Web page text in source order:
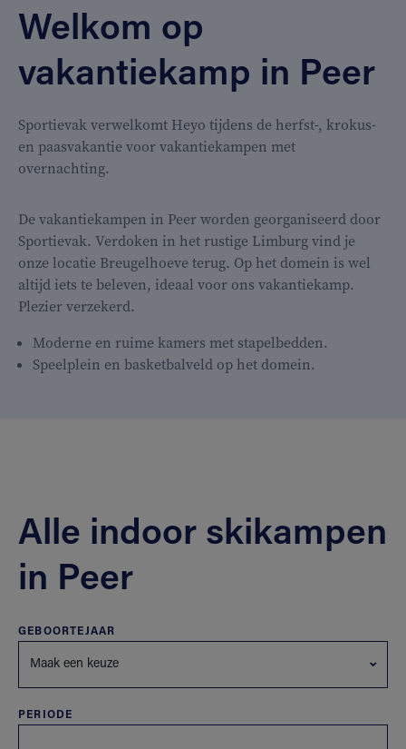
Welkom op
vakantiekamp in Peer
Sportievak verwelkomt Heyo tijdens de herfst-, krokus-
en paasvakantie voor vakantiekampen met
overnachting.
De vakantiekampen in Peer worden georganiseerd door
Sportievak. Verdoken in het rustige Limburg vind je
onze locatie Breugelhoeve terug. Op het domein is wel
altijd iets te beleven, ideaal voor ons vakantiekamp.
Plezier verzekerd.
Moderne en ruime kamers met stapelbedden.
Speelplein en basketbalveld op het domein.
Alle indoor skikampen
in Peer
GEBOORTEJAAR
Maak een keuze
PERIODE